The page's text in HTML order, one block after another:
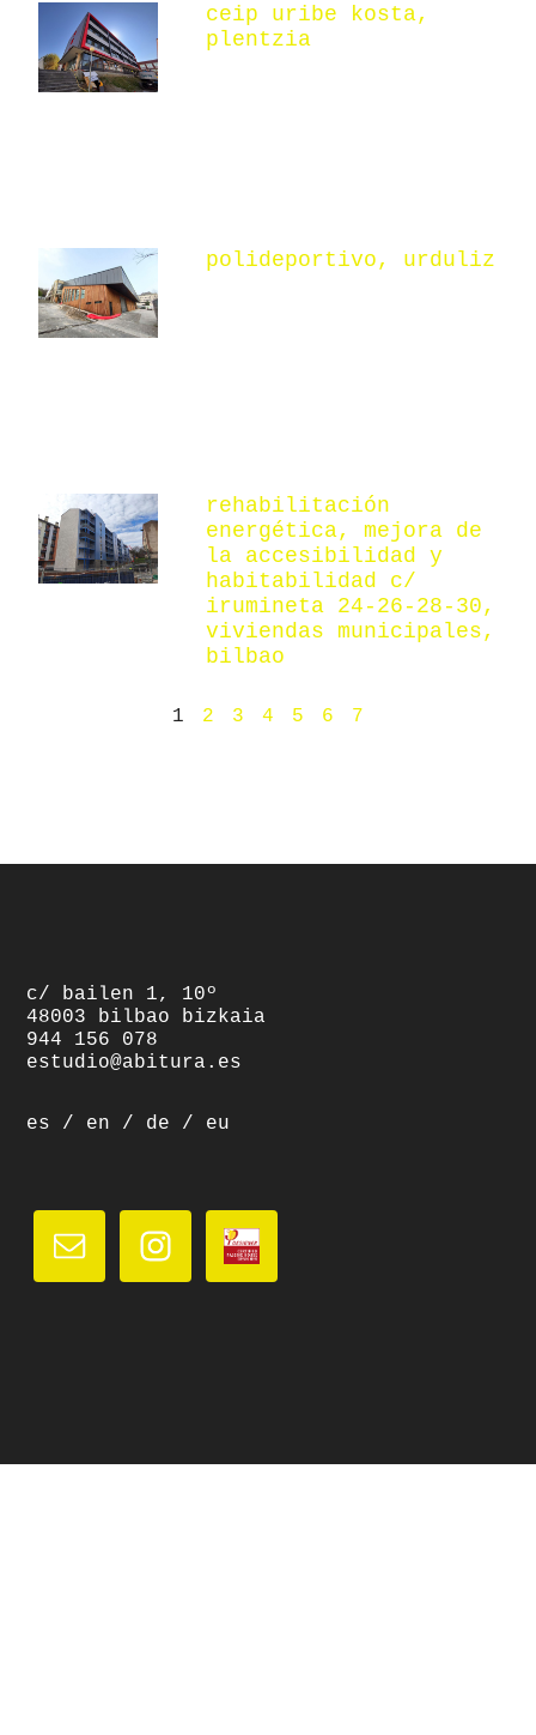
ceip uribe kosta,
plentzia
polideportivo, urduliz
rehabilitación
energética, mejora de
la accesibilidad y
habitabilidad c/
irumineta 24-26-28-30,
viviendas municipales,
bilbao
1 2 3 4 5 6 7
c/ bailen 1, 10º
48003 bilbao bizkaia
944 156 078
estudio@abitura.es
es / en / de / eu